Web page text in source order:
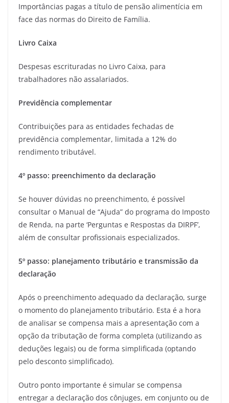
Importâncias pagas a título de pensão alimentícia em
face das normas do Direito de Família.
Livro Caixa
Despesas escrituradas no Livro Caixa, para
trabalhadores não assalariados.
Previdência complementar
Contribuições para as entidades fechadas de
previdência complementar, limitada a 12% do
rendimento tributável.
4º passo: preenchimento da declaração
Se houver dúvidas no preenchimento, é possível
consultar o Manual de “Ajuda” do programa do Imposto
de Renda, na parte ‘Perguntas e Respostas da DIRPF’,
além de consultar profissionais especializados.
5º passo: planejamento tributário e transmissão da
declaração
Após o preenchimento adequado da declaração, surge
o momento do planejamento tributário. Esta é a hora
de analisar se compensa mais a apresentação com a
opção da tributação de forma completa (utilizando as
deduções legais) ou de forma simplificada (optando
pelo desconto simplificado).
Outro ponto importante é simular se compensa
entregar a declaração dos cônjuges, em conjunto ou de